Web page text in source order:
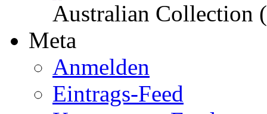
Australian Collection
Meta
Anmelden
Eintrags-Feed